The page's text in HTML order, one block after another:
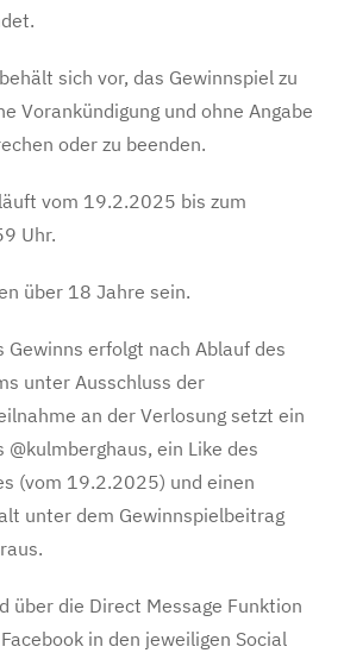
sich vor, das Gewinnspiel zu
Vorankündigung und ohne Angabe
oder zu beenden.
vom 19.2.2025 bis zum
Uhr.
über 18 Jahre sein.
Gewinns erfolgt nach Ablauf des
unter Ausschluss der
an der Verlosung setzt ein
@kulmberghaus, ein Like des
(vom 19.2.2025) und einen
unter dem Gewinnspielbeitrag
über die Direct Message Funktion
in den jeweiligen Social